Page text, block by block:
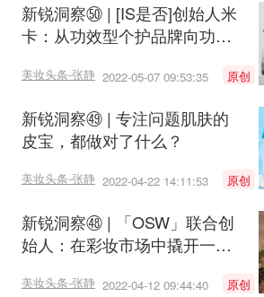
新锐洞察㊿ | [IS是否]创始人米
卡：从功效型个护品牌向功效
美妆头条-张静 2022-05-07 09:53:35 原创
新锐洞察㊾ | 专注问题肌肤的
皮宝，都做对了什么？
美妆头条-张静 2022-04-22 14:11:53 原创
新锐洞察㊽ | 「OSW」联合创
始人：在彩妆市场中撬开一道
美妆头条-张静 2022-04-12 09:44:40 原创